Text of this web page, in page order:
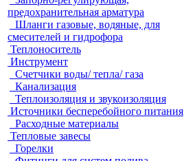
предохранительная арматура
Шланги газовые, водяные, для
смесителей и гидрофора
Теплоноситель
Инструмент
Счетчики воды/ тепла/ газа
Канализация
Теплоизоляция и звукоизоляция
Источники бесперебойного питания
Расходные материалы
Тепловые завесы
Горелки